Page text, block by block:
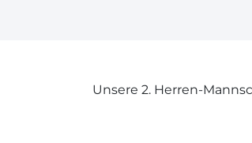
Unsere 2. Herren-